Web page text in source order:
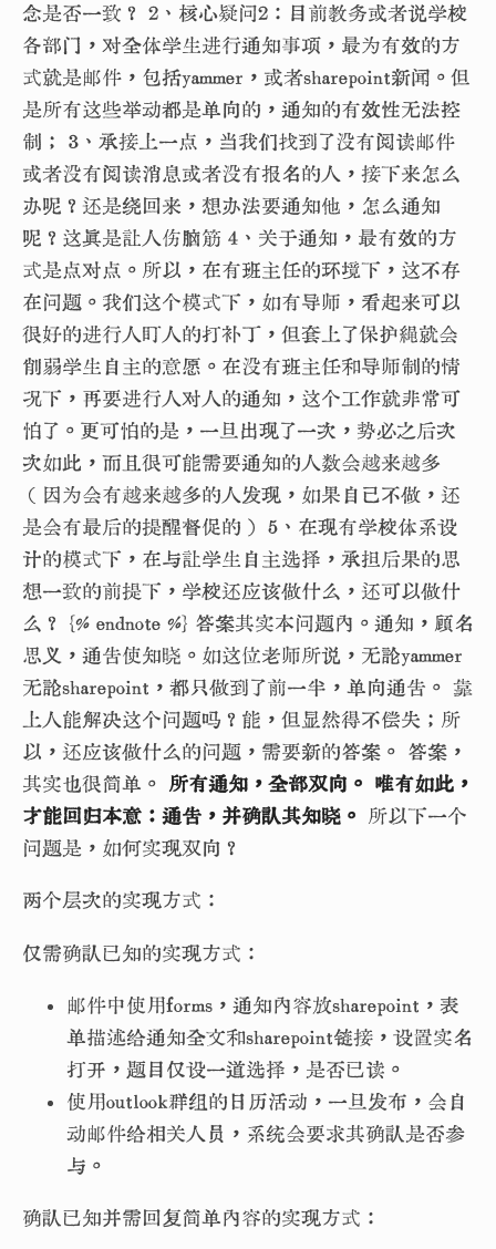
念是否一致？ 2、核心疑问2：目前教务或者说学校
各部门，对全体学生进行通知事项，最为有效的方
式就是邮件，包括yammer，或者sharepoint新闻。但
是所有这些举动都是单向的，通知的有效性无法控
制； 3、承接上一点，当我们找到了没有阅读邮件
或者没有阅读消息或者没有报名的人，接下来怎么
办呢？还是绕回来，想办法要通知他，怎么通知
呢？这真是让人伤脑筋 4、关于通知，最有效的方
式是点对点。所以，在有班主任的环境下，这不存
在问题。我们这个模式下，如有导师，看起来可以
很好的进行人盯人的打补丁，但套上了保护绳就会
削弱学生自主的意愿。在没有班主任和导师制的情
况下，再要进行人对人的通知，这个工作就非常可
怕了。更可怕的是，一旦出现了一次，势必之后次
次如此，而且很可能需要通知的人数会越来越多
（因为会有越来越多的人发现，如果自己不做，还
是会有最后的提醒督促的） 5、在现有学校体系设
计的模式下，在与让学生自主选择，承担后果的思
想一致的前提下，学校还应该做什么，还可以做什
么？ {% endnote %} 答案其实本问题内。通知，顾名
思义，通告使知晓。如这位老师所说，无论yammer
无论sharepoint，都只做到了前一半，单向通告。 靠
上人能解决这个问题吗？能，但显然得不偿失；所
以，还应该做什么的问题，需要新的答案。 答案，
其实也很简单。
所有通知，全部双向。 唯有如此，
才能回归本意：通告，并确认其知晓。
所以下一个
问题是，如何实现双向？
两个层次的实现方式：
仅需确认已知的实现方式：
邮件中使用forms，通知内容放sharepoint，表
单描述给通知全文和sharepoint链接，设置实名
打开，题目仅设一道选择，是否已读。
使用outlook群组的日历活动，一旦发布，会自
动邮件给相关人员，系统会要求其确认是否参
与。
确认已知并需回复简单内容的实现方式：